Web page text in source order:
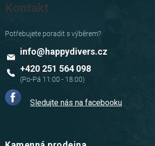
Kontakt
info@happydivers.cz
+420 251 564 098
Sledujte nás na facebooku